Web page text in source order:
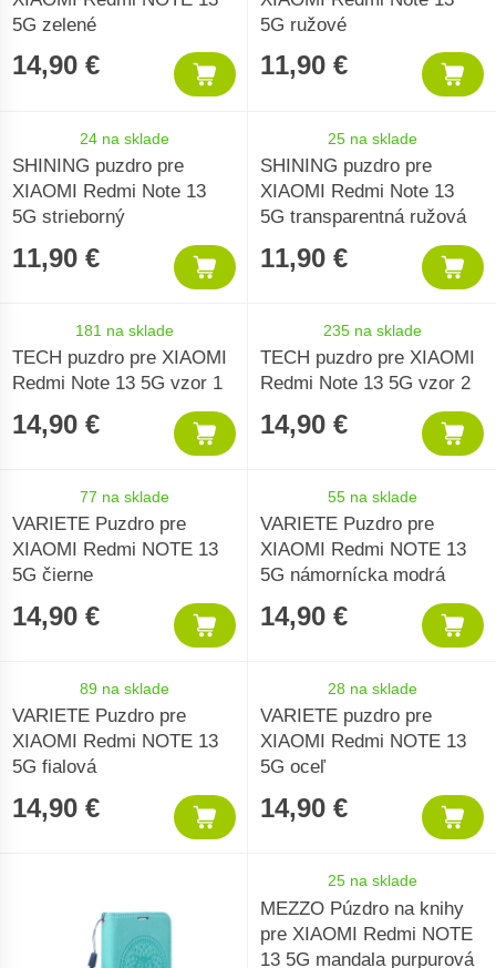
5G zelené
14,90 €
5G ružové
11,90 €
24 na sklade
SHINING puzdro pre
XIAOMI Redmi Note 13
5G strieborný
11,90 €
25 na sklade
SHINING puzdro pre
XIAOMI Redmi Note 13
5G transparentná ružová
11,90 €
181 na sklade
TECH puzdro pre XIAOMI
Redmi Note 13 5G vzor 1
14,90 €
235 na sklade
TECH puzdro pre XIAOMI
Redmi Note 13 5G vzor 2
14,90 €
77 na sklade
VARIETE Puzdro pre
XIAOMI Redmi NOTE 13
5G čierne
14,90 €
55 na sklade
VARIETE Puzdro pre
XIAOMI Redmi NOTE 13
5G námornícka modrá
14,90 €
89 na sklade
VARIETE Puzdro pre
XIAOMI Redmi NOTE 13
5G fialová
14,90 €
28 na sklade
VARIETE puzdro pre
XIAOMI Redmi NOTE 13
5G oceľ
14,90 €
25 na sklade
MEZZO Púzdro na knihy
pre XIAOMI Redmi NOTE
13 5G mandala purpurová